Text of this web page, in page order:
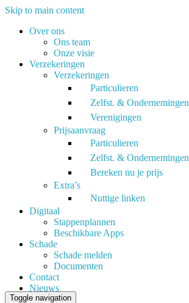
Skip to main content
Over ons
Ons team
Onze visie
Verzekeringen
Verzekeringen
Particulieren
Zelfst. & Ondernemingen
Verenigingen
Prijsaanvraag
Particulieren
Zelfst. & Ondernemingen
Bereken nu je prijs
Extra’s
Nuttige linken
Digitaal
Stappenplannen
Beschikbare Apps
Schade
Schade melden
Documenten
Contact
Nieuws
Toggle navigation